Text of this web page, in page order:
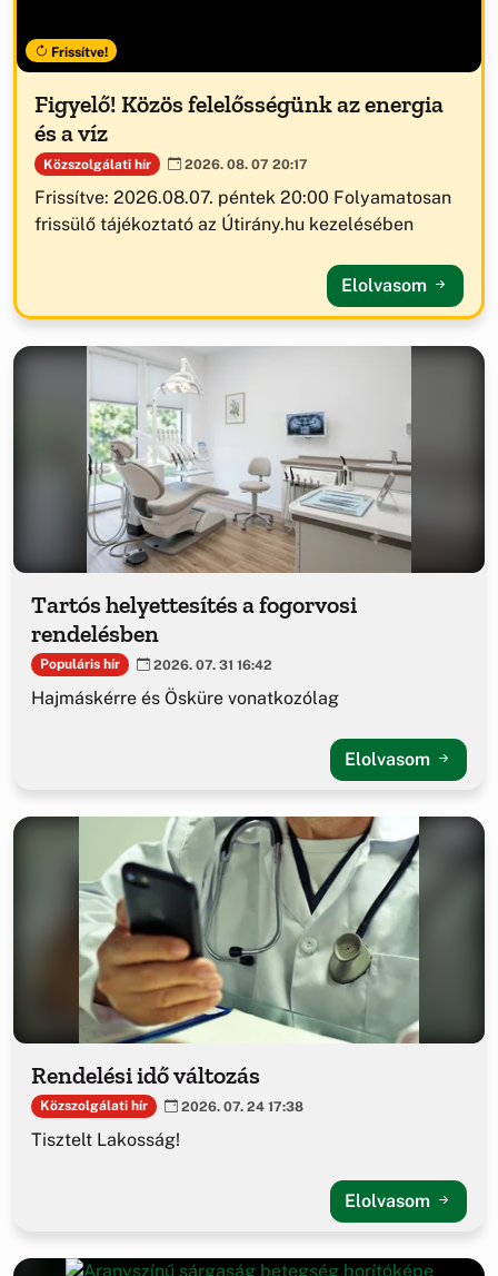
Frissítve!
Figyelő! Közös felelősségünk az energia
és a víz
Közszolgálati hír 2026. 08. 07 20:17
Frissítve: 2026.08.07. péntek 20:00 Folyamatosan
frissülő tájékoztató az Útirány.hu kezelésében
Elolvasom
Tartós helyettesítés a fogorvosi
rendelésben
Populáris hír 2026. 07. 31 16:42
Hajmáskérre és Ösküre vonatkozólag
Elolvasom
Rendelési idő változás
Közszolgálati hír 2026. 07. 24 17:38
Tisztelt Lakosság!
Elolvasom